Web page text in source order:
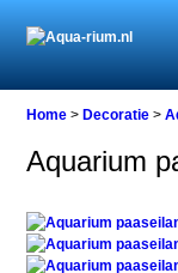
Home
Aquarium
paaseiland
standbeeld
Home >Decoratie >
Aquarium